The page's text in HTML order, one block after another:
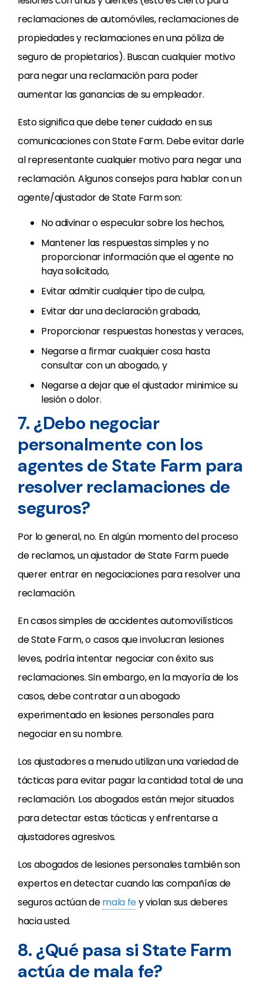
reclamaciones de automóviles, reclamaciones de
propiedades y reclamaciones en una póliza de
seguro de propietarios). Buscan cualquier motivo
para negar una reclamación para poder
aumentar las ganancias de su empleador.
Esto significa que debe tener cuidado en sus
comunicaciones con State Farm. Debe evitar darle
al representante cualquier motivo para negar una
reclamación. Algunos consejos para hablar con un
agente/ajustador de State Farm son:
No adivinar o especular sobre los hechos,
Mantener las respuestas simples y no
proporcionar información que el agente no
haya solicitado,
Evitar admitir cualquier tipo de culpa,
Evitar dar una declaración grabada,
Proporcionar respuestas honestas y veraces,
Negarse a firmar cualquier cosa hasta
consultar con un abogado, y
Negarse a dejar que el ajustador minimice su
lesión o dolor.
7. ¿Debo negociar
personalmente con los
agentes de State Farm para
resolver reclamaciones de
seguros?
Por lo general, no. En algún momento del proceso
de reclamos, un ajustador de State Farm puede
querer entrar en negociaciones para resolver una
reclamación.
En casos simples de accidentes automovilísticos
de State Farm, o casos que involucran lesiones
leves, podría intentar negociar con éxito sus
reclamaciones. Sin embargo, en la mayoría de los
casos, debe contratar a un abogado
experimentado en lesiones personales para
negociar en su nombre.
Los ajustadores a menudo utilizan una variedad de
tácticas para evitar pagar la cantidad total de una
reclamación. Los abogados están mejor situados
para detectar estas tácticas y enfrentarse a
ajustadores agresivos.
Los abogados de lesiones personales también son
expertos en detectar cuando las compañías de
seguros actúan demala fey violan sus deberes
hacia usted.
8. ¿Qué pasa si State Farm
actúa de mala fe?